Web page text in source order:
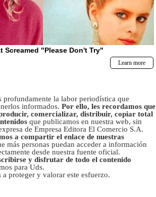
profundamente la labor periodística que
informados. Por ello, les recordamos que
comercializar, distribuir, copiar total
que publicamos en nuestra web, sin
de Empresa Editora El Comercio S.A.
a compartir el enlace de nuestras
más personas puedan acceder a información
desde nuestra fuente oficial.
y disfrutar de todo el contenido
para Uds.
proteger y valorar este esfuerzo.